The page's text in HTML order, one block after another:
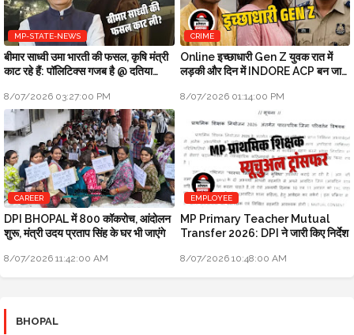
MP-STATE-NEWS
बीमार साध्वी उमा भारती की फसल, कृषि मंत्री
काट रहे हैं: पॉलिटिक्स गजब है @ दतिया
8/07/2026 03:27:00 PM
CRIME
Online इच्छाधारी Gen Z युवक रात में
लड़की और दिन में INDORE ACP बन जाता
8/07/2026 01:14:00 PM
CAREER
DPI BHOPAL में 800 कॉकरोच, आंदोलन
शुरू, मंत्री उदय प्रताप सिंह के घर भी जाएंगे
8/07/2026 11:42:00 AM
EMPLOYEE
MP Primary Teacher Mutual
Transfer 2026: DPI ने जारी किए निर्देश
8/07/2026 10:48:00 AM
BHOPAL